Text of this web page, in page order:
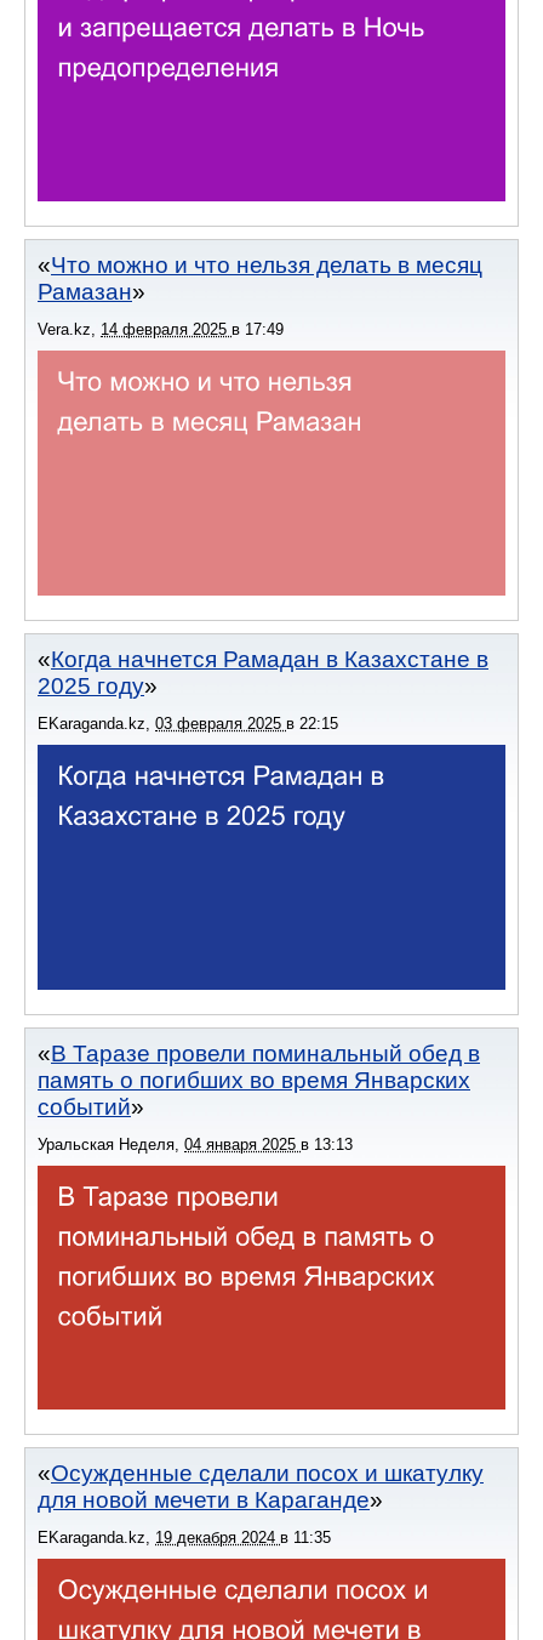
Что можно и что нельзя делать в месяц
Рамазан
Vera.kz 14 февраля 2025 в 17:49
Когда начнется Рамадан в Казахстане в
2025 году
EKaraganda.kz 03 февраля 2025 в 22:15
В Таразе провели поминальный обед в
память о погибших во время Январских
событий
Уральская Неделя 04 января 2025 в 13:13
Осужденные сделали посох и шкатулку
для новой мечети в Караганде
EKaraganda.kz, 19 декабря 2024 в 11:35